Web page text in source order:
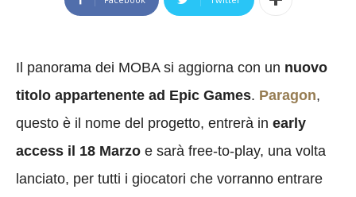
Il panorama dei MOBA si aggiorna con un nuovo
titolo appartenente ad Epic Games. Paragon,
questo è il nome del progetto, entrerà in early
access il 18 Marzo e sarà free-to-play, una volta
lanciato, per tutti i giocatori che vorranno entrare